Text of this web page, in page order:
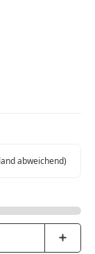
abweichend)